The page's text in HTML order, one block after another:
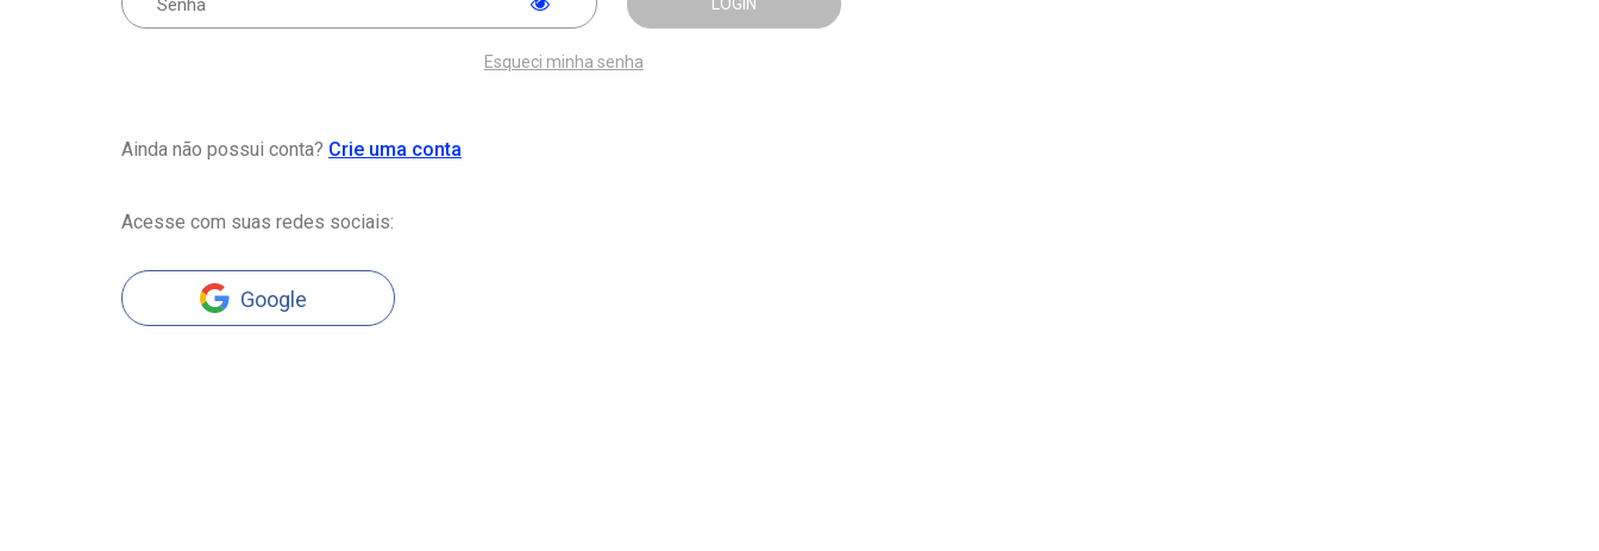
Esqueci minha senha
Ainda não possui conta? Crie uma conta
Acesse com suas redes sociais:
Google